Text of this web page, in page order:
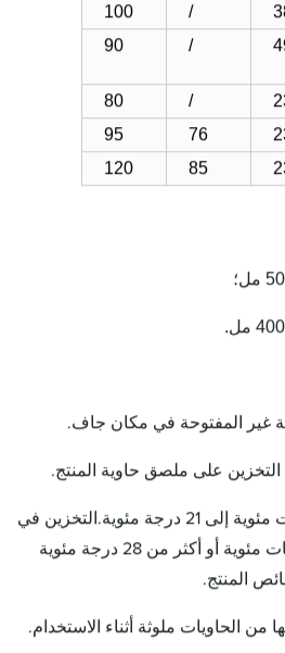
/
100
/
90
2
/
80
2
76
95
2
85
120
غير المفتوحة في مكان جاف.
على ملصق حاوية المنتج.
التخزين الأمثل: من 8 درجات مئوية إلى 21 درجة مئوية.التخزين في
درجة حرارة أقل من 8 درجات مئوية أو أكثر من 28 درجة مئوية
المنتج.
من الحاويات ملوثة أثناء الاستخدام.